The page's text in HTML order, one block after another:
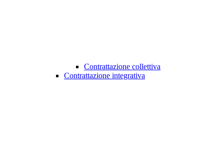
Contrattazione collettiva
Contrattazione integrativa